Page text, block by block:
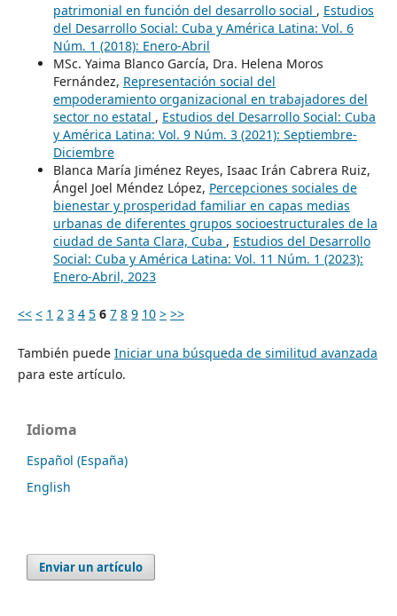
patrimonial en función del desarrollo social , Estudios
del Desarrollo Social: Cuba y América Latina: Vol. 6
Núm. 1 (2018): Enero-Abril
MSc. Yaima Blanco García, Dra. Helena Moros
Fernández, Representación social del
empoderamiento organizacional en trabajadores del
sector no estatal , Estudios del Desarrollo Social: Cuba
y América Latina: Vol. 9 Núm. 3 (2021): Septiembre-
Diciembre
Blanca María Jiménez Reyes, Isaac Irán Cabrera Ruiz,
Ángel Joel Méndez López, Percepciones sociales de
bienestar y prosperidad familiar en capas medias
urbanas de diferentes grupos socioestructurales de la
ciudad de Santa Clara, Cuba , Estudios del Desarrollo
Social: Cuba y América Latina: Vol. 11 Núm. 1 (2023):
Enero-Abril, 2023
<< < 1 2 3 4 5 6 7 8 9 10 > >>
También puede Iniciar una búsqueda de similitud avanzada
para este artículo.
Idioma
Español (España)
English
Enviar un artículo